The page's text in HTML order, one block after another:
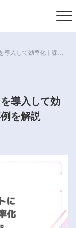
ナレッジマネジメントに生成AIを導入して効率化｜課題解決のポイントと事例を解説
導入して効
を解説